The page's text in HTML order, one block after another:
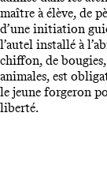
maître à élève, de
d’une initiation
l’autel installé à
chiffon, de
animales, est
le jeune forgeron
liberté.